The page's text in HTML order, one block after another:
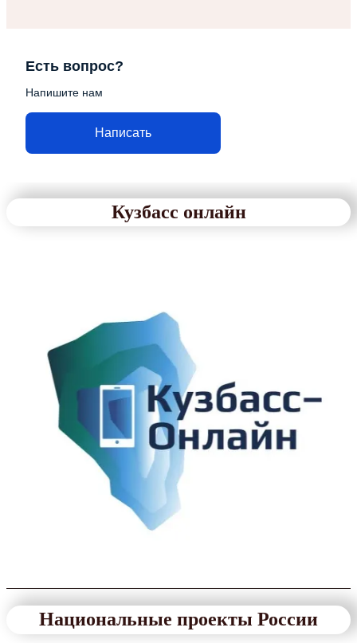
Есть вопрос?
Напишите нам
Написать
Кузбасс онлайн
Национальные проекты России